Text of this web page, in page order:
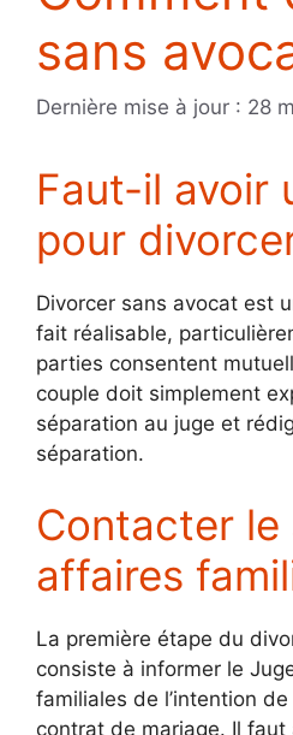
sans
Dernière mise à jour : 28
Faut-il avoir
pour
Divorcer sans avocat est
fait réalisable,
parties consentent
couple doit simplement
séparation au juge et
séparation.
Contacter le
affaires
La première étape du
consiste à informer le
familiales de l’intention
contrat de mariage. Il faut